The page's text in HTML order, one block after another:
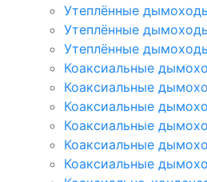
Утеплённые
Утеплённые
Утеплённые
Коаксиальные
Коаксиальные
Коаксиальные
Коаксиальные
Коаксиальные
Коаксиальные